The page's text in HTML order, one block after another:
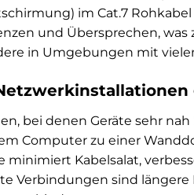
im Cat.7
und Übersprechen, was
in Umgebungen mit
bei denen Geräte sehr
Computer zu einer
minimiert Kabelsalat,
Verbindungen sind längere